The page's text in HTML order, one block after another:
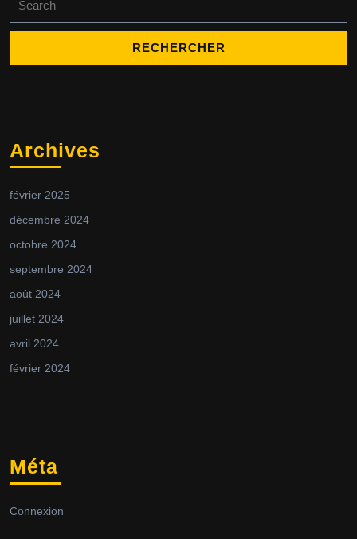
for:
Archives
février 2025
décembre 2024
octobre 2024
septembre 2024
août 2024
juillet 2024
avril 2024
février 2024
Méta
Connexion